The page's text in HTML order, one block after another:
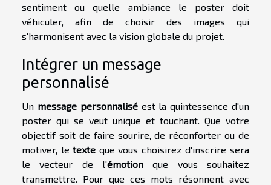
sentiment ou quelle ambiance le poster doit
véhiculer, afin de choisir des images qui
s'harmonisent avec la vision globale du projet.
Intégrer un message
personnalisé
Un message personnaliséest la quintessence d'un
poster qui se veut unique et touchant. Que votre
objectif soit de faire sourire, de réconforter ou de
motiver, letexte que vous choisirez d'inscrire sera
le vecteur de l'émotion que vous souhaitez
transmettre. Pour que ces mots résonnent avec